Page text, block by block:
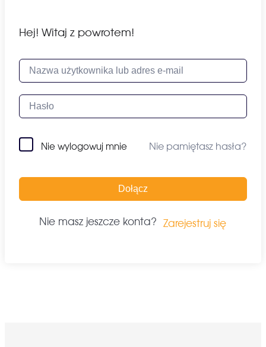
Hej! Witaj z powrotem!
Nie wylogowuj mnie Nie pamiętasz hasła?
Dołącz
Nie masz jeszcze konta? Zarejestruj się